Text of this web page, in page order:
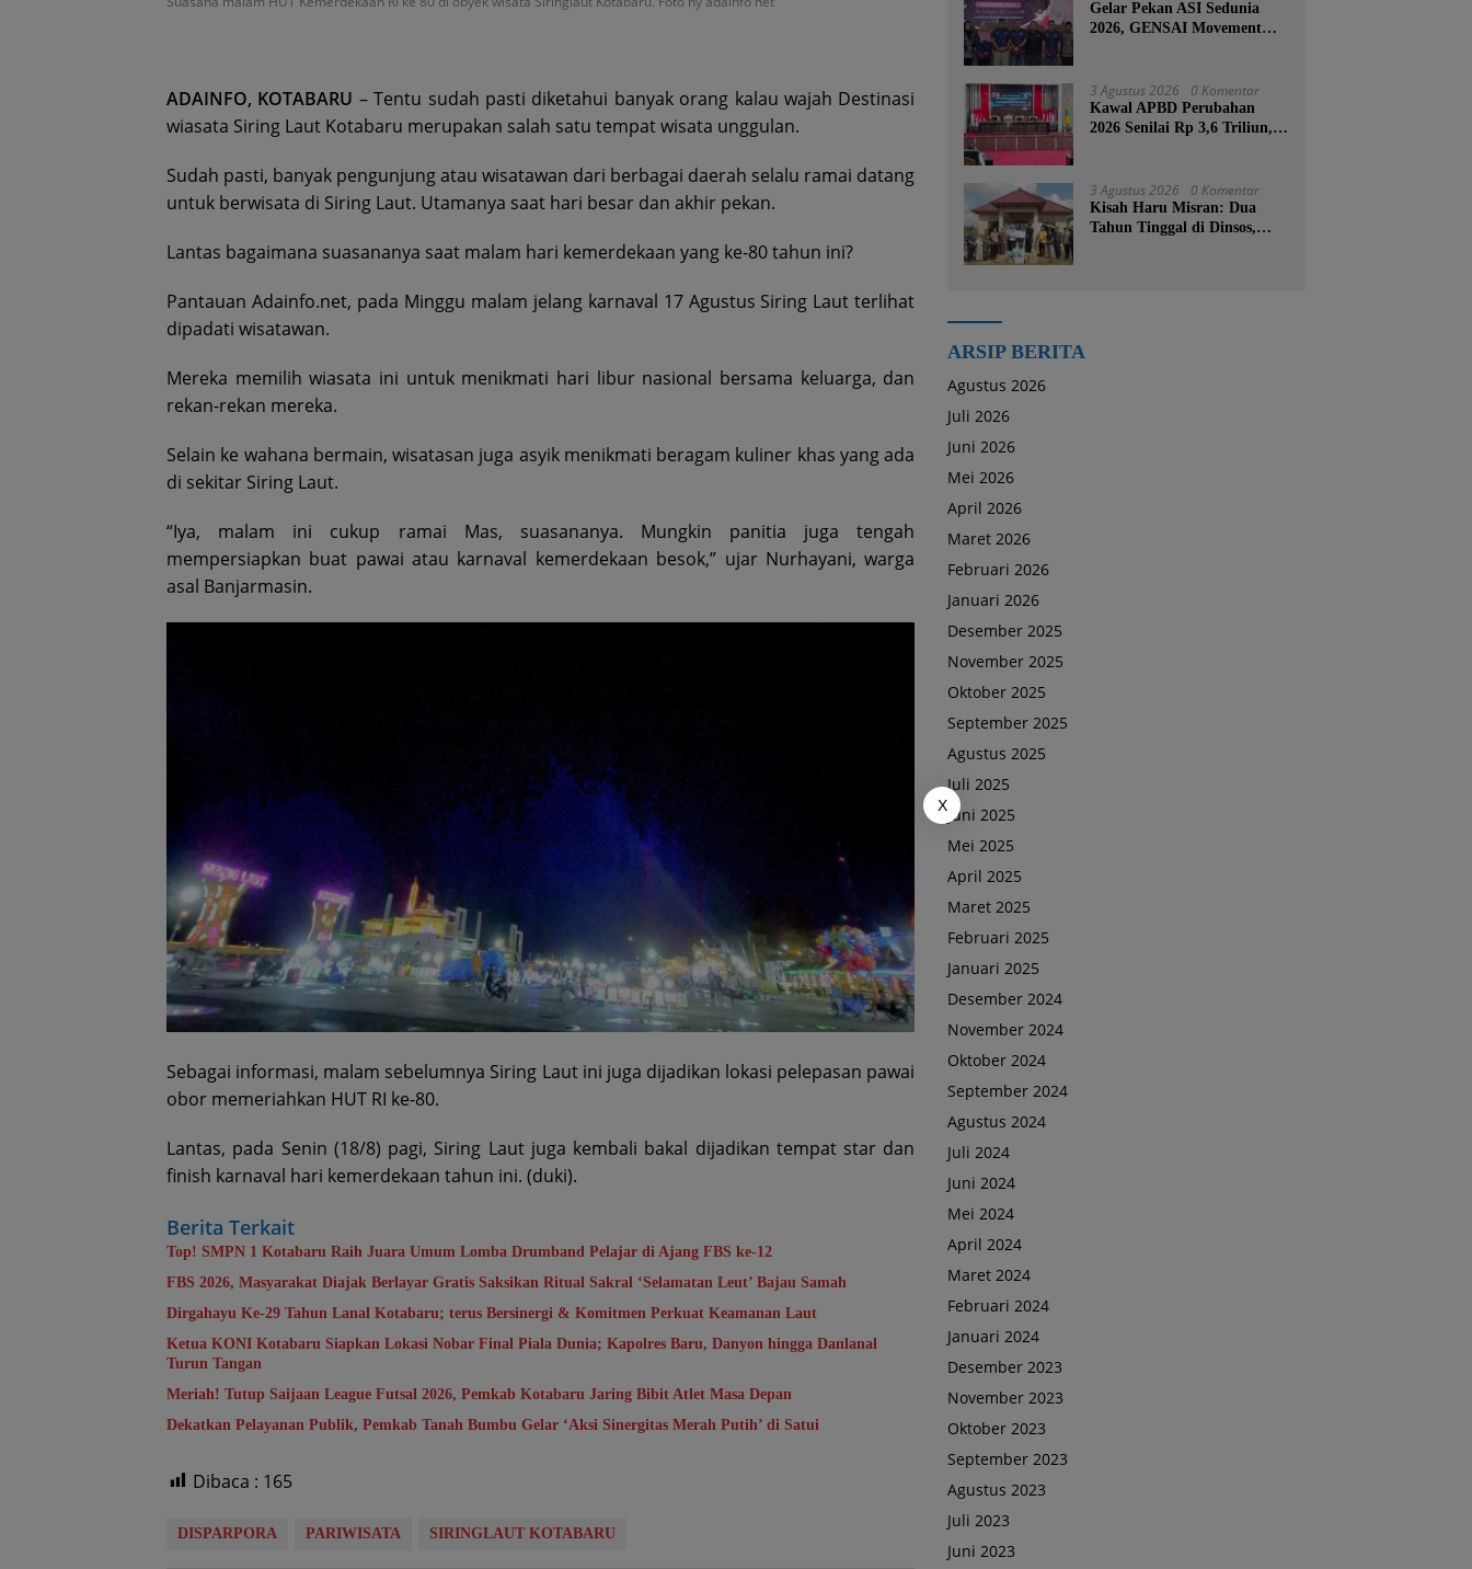
ADAINFO, KOTABARU – Tentu sudah pasti diketahui banyak orang kalau wajah Destinasi
wiasata Siring Laut Kotabaru merupakan salah satu tempat wisata unggulan.
Sudah pasti, banyak pengunjung atau wisatawan dari berbagai daerah selalu ramai datang
untuk berwisata di Siring Laut. Utamanya saat hari besar dan akhir pekan.
Lantas bagaimana suasananya saat malam hari kemerdekaan yang ke-80 tahun ini?
Pantauan Adainfo.net, pada Minggu malam jelang karnaval 17 Agustus Siring Laut terlihat
dipadati wisatawan.
Mereka memilih wiasata ini untuk menikmati hari libur nasional bersama keluarga, dan
rekan-rekan mereka.
Selain ke wahana bermain, wisatasan juga asyik menikmati beragam kuliner khas yang ada
di sekitar Siring Laut.
“Iya, malam ini cukup ramai Mas, suasananya. Mungkin panitia juga tengah
mempersiapkan buat pawai atau karnaval kemerdekaan besok,” ujar Nurhayani, warga
asal Banjarmasin.
Sebagai informasi, malam sebelumnya Siring Laut ini juga dijadikan lokasi pelepasan pawai
obor memeriahkan HUT RI ke-80.
Lantas, pada Senin (18/8) pagi, Siring Laut juga kembali bakal dijadikan tempat star dan
finish karnaval hari kemerdekaan tahun ini. (duki).
Berita Terkait
Top! SMPN 1 Kotabaru Raih Juara Umum Lomba Drumband Pelajar di Ajang FBS ke-12
FBS 2026, Masyarakat Diajak Berlayar Gratis Saksikan Ritual Sakral ‘Selamatan Leut’ Bajau Samah
Dirgahayu Ke-29 Tahun Lanal Kotabaru; terus Bersinergi & Komitmen Perkuat Keamanan Laut
Ketua KONI Kotabaru Siapkan Lokasi Nobar Final Piala Dunia; Kapolres Baru, Danyon hingga Danlanal
Turun Tangan
Meriah! Tutup Saijaan League Futsal 2026, Pemkab Kotabaru Jaring Bibit Atlet Masa Depan
Dekatkan Pelayanan Publik, Pemkab Tanah Bumbu Gelar ‘Aksi Sinergitas Merah Putih’ di Satui
Dibaca : 165
DISPARPORA PARIWISATA SIRINGLAUT KOTABARU
Gelar Pekan ASI Sedunia
2026, GENSAI Movement
3 Agustus 2026 0 Komentar
Kawal APBD Perubahan
2026 Senilai Rp 3,6 Triliun,
3 Agustus 2026 0 Komentar
Kisah Haru Misran: Dua
Tahun Tinggal di Dinsos,
ARSIP BERITA
Agustus 2026
Juli 2026
Juni 2026
Mei 2026
April 2026
Maret 2026
Februari 2026
Januari 2026
Desember 2025
November 2025
Oktober 2025
September 2025
Agustus 2025
Juli 2025
Juni 2025
Mei 2025
April 2025
Maret 2025
Februari 2025
Januari 2025
Desember 2024
November 2024
Oktober 2024
September 2024
Agustus 2024
Juli 2024
Juni 2024
Mei 2024
April 2024
Maret 2024
Februari 2024
Januari 2024
Desember 2023
November 2023
Oktober 2023
September 2023
Agustus 2023
Juli 2023
Juni 2023
X